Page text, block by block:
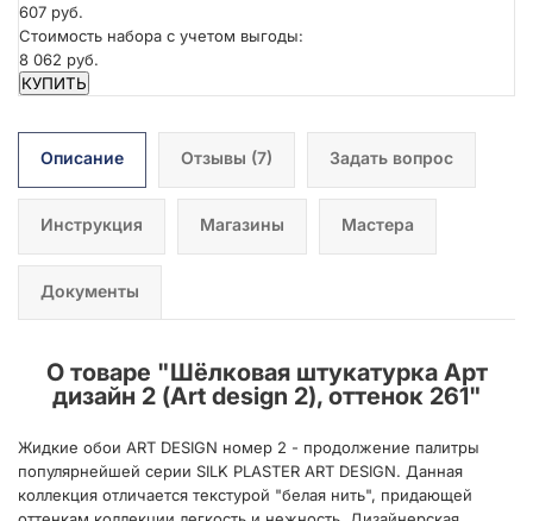
607 руб.
Стоимость набора с учетом выгоды:
8 062 руб.
КУПИТЬ
Описание Отзывы (7) Задать вопрос
Инструкция Магазины Мастера
Документы
О товаре "Шёлковая штукатурка Арт
дизайн 2 (Art design 2), оттенок 261"
Жидкие обои ART DESIGN номер 2 - продолжение палитры
популярнейшей серии SILK PLASTER ART DESIGN. Данная
коллекция отличается текстурой "белая нить", придающей